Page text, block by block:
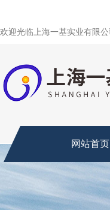
欢迎光临上海一基实业有限公
网站首页